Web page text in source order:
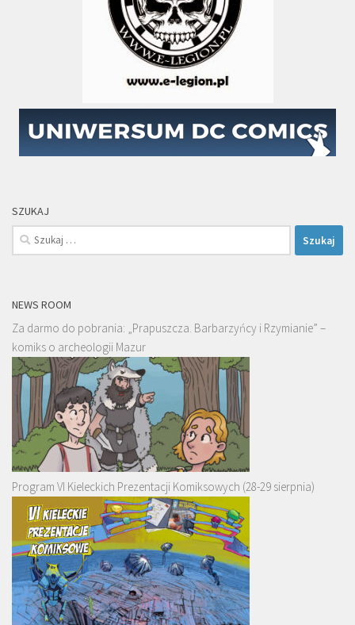
SZUKAJ
Szukaj:
NEWS ROOM
Za darmo do pobrania: „Prapuszcza. Barbarzyńcy i Rzymianie” –
komiks o archeologii Mazur
Program VI Kieleckich Prezentacji Komiksowych (28-29 sierpnia)